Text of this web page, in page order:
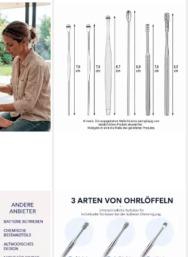
COOL-I ®
Ohrenreiniger Edelstahl
Ohrenreiniger Set – 6-
teiliges, 6-tlg.,